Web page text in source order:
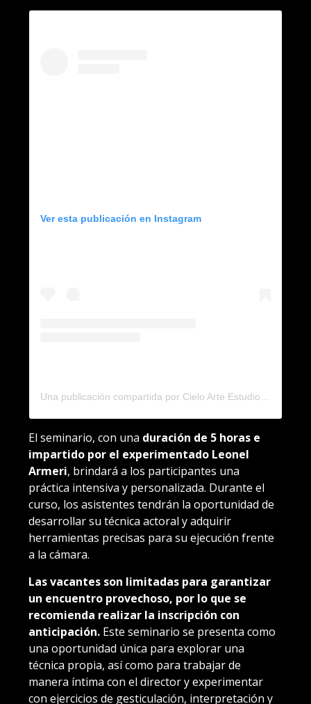
Ver esta publicación en Instagram
El seminario, con una duración de 5 horas e
impartido por el experimentado Leonel
Armeri, brindará a los participantes una
práctica intensiva y personalizada. Durante el
curso, los asistentes tendrán la oportunidad de
desarrollar su técnica actoral y adquirir
herramientas precisas para su ejecución frente
a la cámara.
Las vacantes son limitadas para garantizar
un encuentro provechoso, por lo que se
recomienda realizar la inscripción con
anticipación. Este seminario se presenta como
una oportunidad única para explorar una
técnica propia, así como para trabajar de
manera íntima con el director y experimentar
con ejercicios de gesticulación, interpretación y